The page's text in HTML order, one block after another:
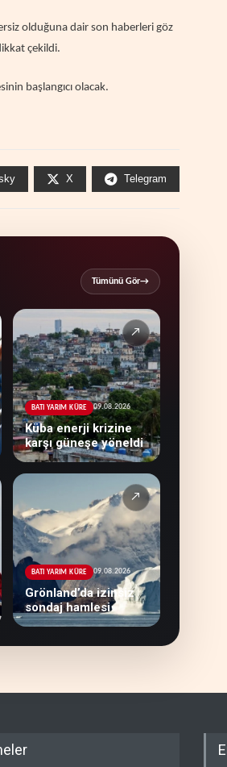
olduğuna dair son haberleri göz
çekildi.
başlangıcı olacak.
X Telegram
Tümünü Gör→
↗
BATI YARIM KÜRE 09.08.2026
Küba enerji krizine
karşı güneşe yöneldi
↗
BATI YARIM KÜRE 09.08.2026
Grönland’da izinsiz
sondaj hamlesi